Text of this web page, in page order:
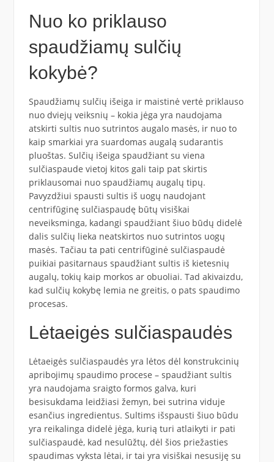
Nuo ko priklauso
spaudžiamų sulčių
kokybė?
Spaudžiamų sulčių išeiga ir maistinė vertė priklauso
nuo dviejų veiksnių – kokia jėga yra naudojama
atskirti sultis nuo sutrintos augalo masės, ir nuo to
kaip smarkiai yra suardomas augalą sudarantis
pluoštas. Sulčių išeiga spaudžiant su viena
sulčiaspaude vietoj kitos gali taip pat skirtis
priklausomai nuo spaudžiamų augalų tipų.
Pavyzdžiui spausti sultis iš uogų naudojant
centrifūginę sulčiaspaudę būtų visiškai
neveiksminga, kadangi spaudžiant šiuo būdų didelė
dalis sulčių lieka neatskirtos nuo sutrintos uogų
masės. Tačiau ta pati centrifūginė sulčiaspaudė
puikiai pasitarnaus spaudžiant sultis iš kietesnių
augalų, tokių kaip morkos ar obuoliai. Tad akivaizdu,
kad sulčių kokybę lemia ne greitis, o pats spaudimo
procesas.
Lėtaeigės sulčiaspaudės
Lėtaeigės sulčiaspaudės yra lėtos dėl konstrukcinių
apribojimų spaudimo procese – spaudžiant sultis
yra naudojama sraigto formos galva, kuri
besisukdama leidžiasi žemyn, bei sutrina viduje
esančius ingredientus. Sultims išspausti šiuo būdu
yra reikalinga didelė jėga, kurią turi atlaikyti ir pati
sulčiaspaudė, kad nesulūžtų, dėl šios priežasties
spaudimas vyksta lėtai, ir tai yra visiškai nesusiję su